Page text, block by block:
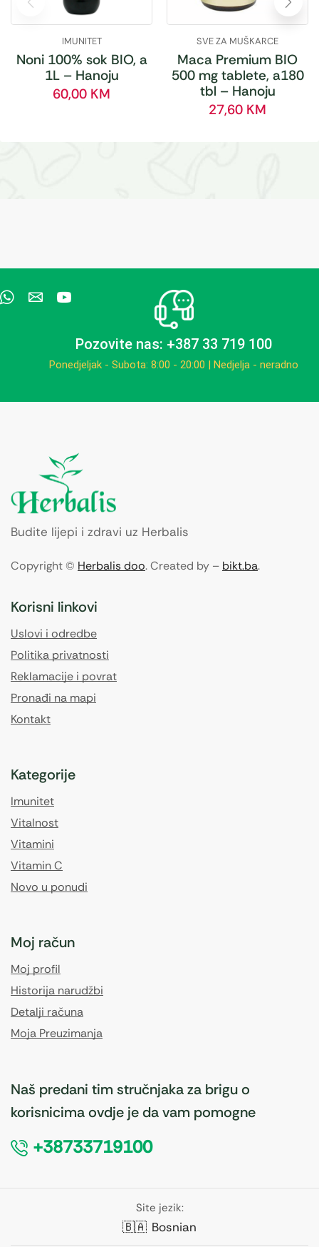
IMUNITET
Noni 100% sok BIO, a
1L – Hanoju
60,00 KM
SVE ZA MUŠKARCE
Maca Premium BIO
500 mg tablete, a180
tbl – Hanoju
27,60 KM
Pozovite nas: +387 33 719 100
Ponedjeljak - Subota: 8:00 - 20:00 | Nedjelja - neradno
Budite lijepi i zdravi uz Herbalis
Copyright © Herbalis doo. Created by – bikt.ba.
Korisni linkovi
Uslovi i odredbe
Politika privatnosti
Reklamacije i povrat
Pronađi na mapi
Kontakt
Kategorije
Imunitet
Vitalnost
Vitamini
Vitamin C
Novo u ponudi
Moj račun
Moj profil
Historija narudžbi
Detalji računa
Moja Preuzimanja
Naš predani tim stručnjaka za brigu o
korisnicima ovdje je da vam pomogne
+38733719100
Site jezik:
🇧🇦 Bosnian